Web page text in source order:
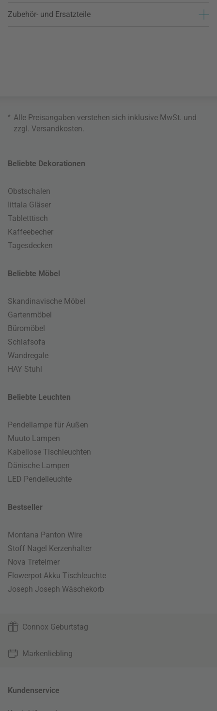
Zubehör- und Ersatzteile
* Alle Preisangaben verstehen sich inklusive MwSt. und
zzgl. Versandkosten
Beliebte Dekorationen
Obstschalen
Iittala Gläser
Tabletttisch
Kaffeebecher
Tagesdecken
Beliebte Möbel
Skandinavische Möbel
Gartenmöbel
Büromöbel
Schlafsofa
Wandregale
HAY Stuhl
Beliebte Leuchten
Pendellampe für Außen
Muuto Lampen
Kabellose Tischleuchten
Dänische Lampen
LED Pendelleuchte
Bestseller
Montana Panton Wire
Stoff Nagel Kerzenhalter
Nova Treteimer
Flowerpot Akku Tischleuchte
Joseph Joseph Wäschekorb
Connox Geburtstag
Markenliebling
Kundenservice